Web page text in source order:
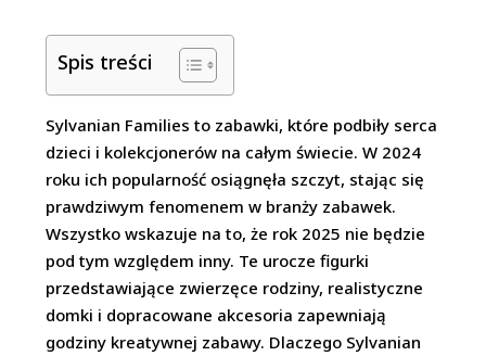
Spis treści
Sylvanian Families to zabawki, które podbiły serca
dzieci i kolekcjonerów na całym świecie. W 2024
roku ich popularność osiągnęła szczyt, stając się
prawdziwym fenomenem w branży zabawek.
Wszystko wskazuje na to, że rok 2025 nie będzie
pod tym względem inny. Te urocze figurki
przedstawiające zwierzęce rodziny, realistyczne
domki i dopracowane akcesoria zapewniają
godziny kreatywnej zabawy. Dlaczego Sylvanian